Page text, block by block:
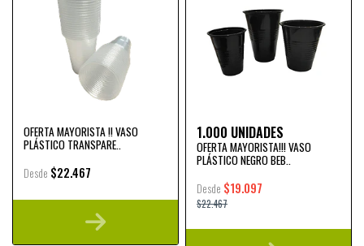
OFERTA MAYORISTA !! VASO
PLÁSTICO TRANSPARE..
Desde $22.467
1.000 UNIDADES
OFERTA MAYORISTA!!! VASO
PLÁSTICO NEGRO BEB..
Desde $19.097
$22.467